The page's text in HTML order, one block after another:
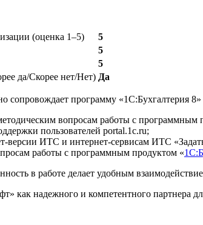
(оценка 1–5)
5
5
5
да/Скорее нет/Нет) Да
программу «1С:Бухгалтерия
вопросам работы с
пользователей portal.1c.ru;
версии ИТС и интернет-сервисам ИТС
работы с программным продуктом «
в работе делает удобным
надежного и компетентного партнера